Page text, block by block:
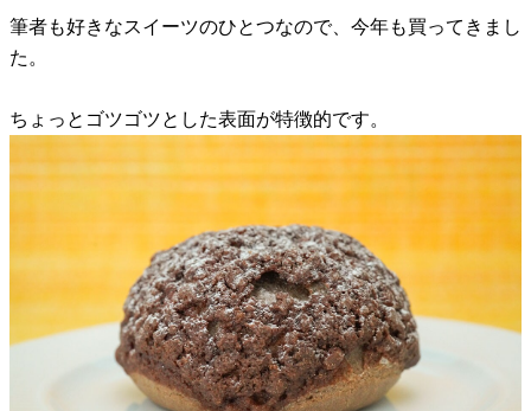
筆者も好きなスイーツのひとつなので、今年も買ってきまし
た。
ちょっとゴツゴツとした表面が特徴的です。